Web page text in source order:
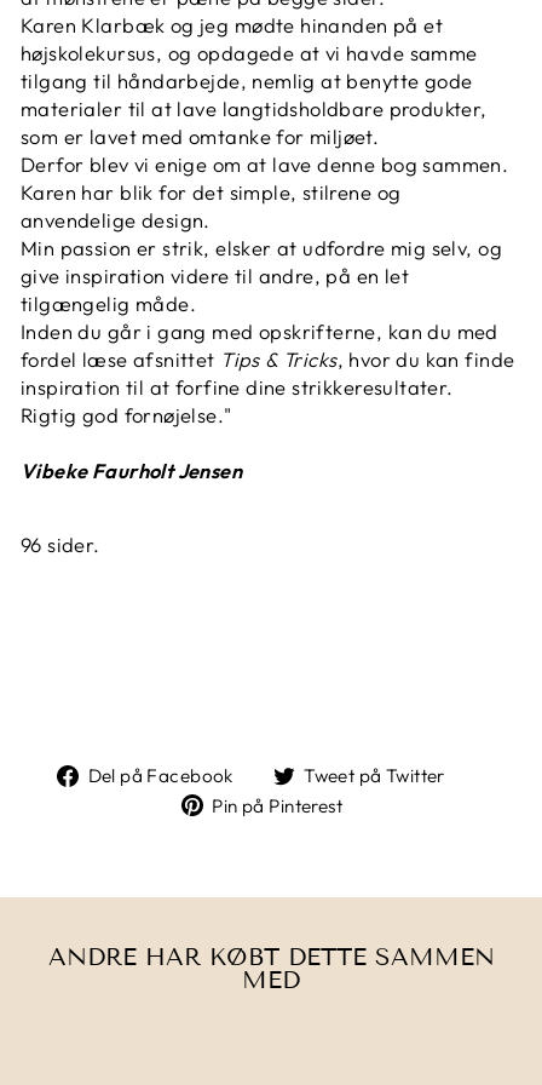
Karen Klarbæk og jeg mødte hinanden på et
højskolekursus, og opdagede at vi havde samme
tilgang til håndarbejde, nemlig at benytte gode
materialer til at lave langtidsholdbare produkter,
som er lavet med omtanke for miljøet.
Derfor blev vi enige om at lave denne bog sammen.
Karen har blik for det simple, stilrene og
anvendelige design.
Min passion er strik, elsker at udfordre mig selv, og
give inspiration videre til andre, på en let
tilgængelig måde.
Inden du går i gang med opskrifterne, kan du med
fordel læse afsnittet Tips & Tricks, hvor du kan finde
inspiration til at forfine dine strikkeresultater.
Rigtig god fornøjelse."
Vibeke Faurholt Jensen
96 sider.
Del på Facebook
Del
på
Tweet på Twitter
Pin på Pinterest
ANDRE HAR KØBT DETTE SAMMEN
MED